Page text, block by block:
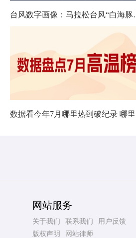
台风数字
网站服务
关于我们 联系我们
用户反馈
版权声明
网站律师